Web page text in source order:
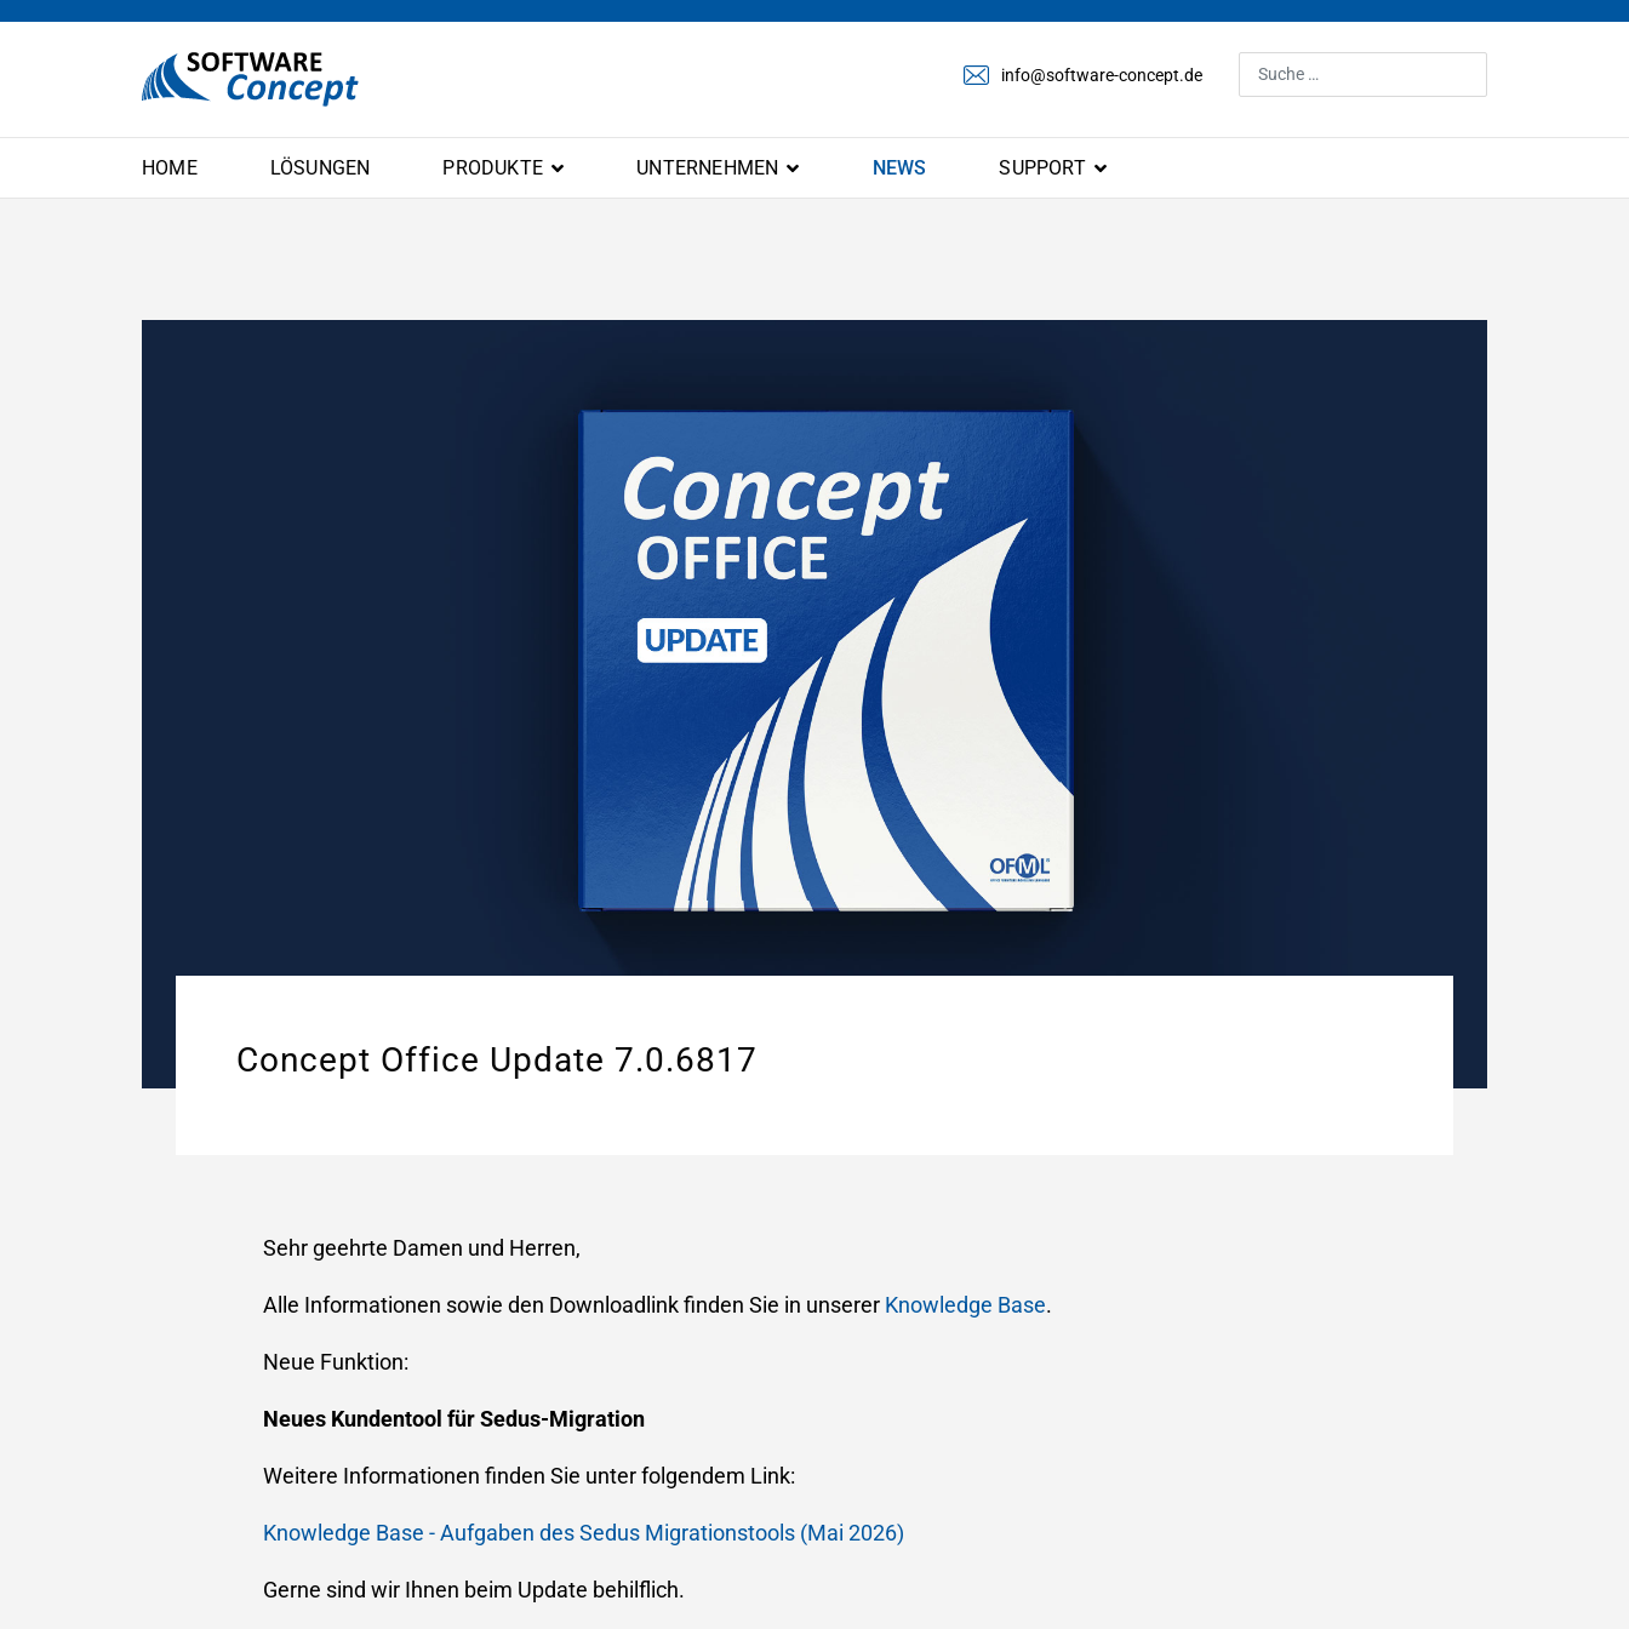
info@software-concept.de Suchen
HOME LÖSUNGEN PRODUKTE UNTERNEHMEN NEWS SUPPORT
Concept Office Update 7.0.6817
Sehr geehrte Damen und Herren,
Alle Informationen sowie den Downloadlink finden Sie in unserer Knowledge Base.
Neue Funktion:
Neues Kundentool für Sedus-Migration
Weitere Informationen finden Sie unter folgendem Link:
Knowledge Base - Aufgaben des Sedus Migrationstools (Mai 2026)
Gerne sind wir Ihnen beim Update behilflich.